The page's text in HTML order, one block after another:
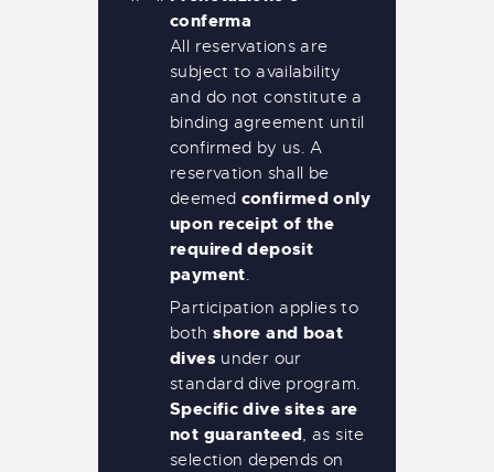
conferma
All reservations are
subject to availability
and do not constitute a
binding agreement until
confirmed by us. A
reservation shall be
deemed confirmed only
upon receipt of the
required deposit
payment
Participation applies to
both shore and boat
dives under our
standard dive program.
Specific dive sites are
not guaranteed, as site
selection depends on